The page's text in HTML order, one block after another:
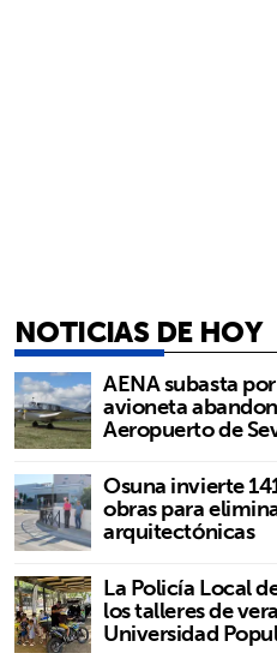
NOTICIAS DE HOY
AENA subasta
avioneta
Aeropuerto de
Osuna invierte
obras para
arquitectónicas
La Policía Local
los talleres de
Universidad